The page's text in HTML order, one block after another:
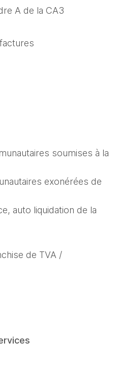
A de la CA3
soumises à la
exonérées de
auto liquidation de la
de TVA /